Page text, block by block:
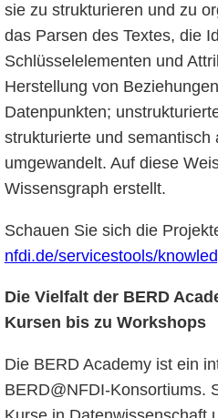
sie zu strukturieren und zu
das Parsen des Textes, die
Schlüsselelementen und
Herstellung von
Datenpunkten;
strukturierte und semantisch
umgewandelt. Auf diese
Wissensgraph erstellt.
Schauen Sie sich die
nfdi.de/servicestools/
Die Vielfalt der BERD
Kursen bis zu Workshops
Die BERD Academy ist ein
BERD@NFDI-Konsortiums.